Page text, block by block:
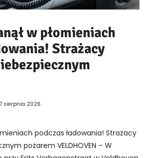
w płomieniach
Strażacy
7 sierpnia 2026
podczas ładowania! Strażacy
pożarem VELDHOVEN – W